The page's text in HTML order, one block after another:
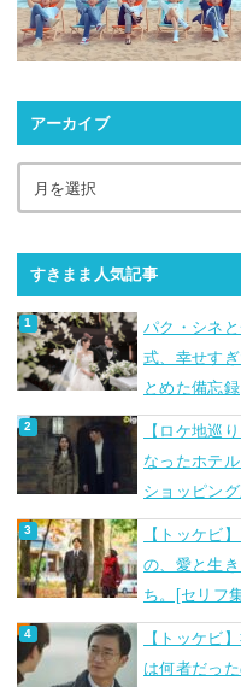
アーカイブ
すきまま人気記事
パク・シネ
式、幸せす
とめた備忘録
【ロケ地巡
なったホテ
ショッピン
【トッケビ
の、愛と生
ち。[セリフ
【トッケビ
は何者だっ